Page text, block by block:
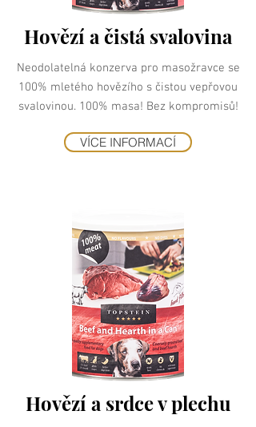
Hovězí a čistá svalovina
Neodolatelná konzerva pro masožravce se
100% mletého hovězího s čistou vepřovou
svalovinou. 100% masa! Bez kompromisů!
VÍCE INFORMACÍ
Hovězí a srdce v plechu